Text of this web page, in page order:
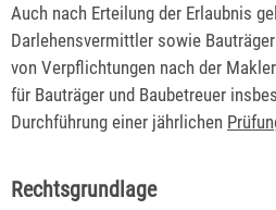
Auch nach Erteilung der Erlaubnis
Darlehensvermittler sowie
von Verpflichtungen nach der
für Bauträger und Baubetreuer
Durchführung einer jährlichen
Rechtsgrundlage